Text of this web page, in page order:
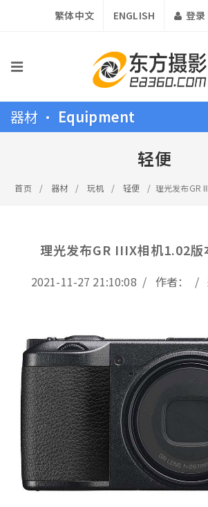
繁体中文 ENGLISH 登录
器材 • Equipment
轻便
首页 / 器材 / 玩机 / 轻便 / 理光发布GR
理光发布GR IIIX相机1.02版
2021-11-27 21:10:08 / 作者： /